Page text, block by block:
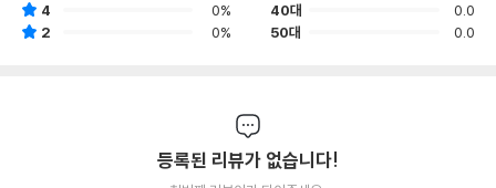
4
0%
2
0%
40대
0.0
50대
0.0
등록된 리뷰가 없습니다!